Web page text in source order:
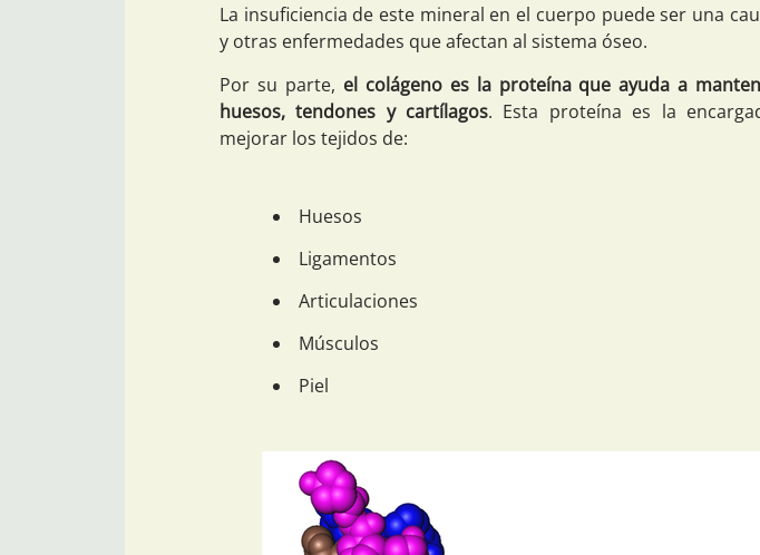
La insuficiencia de este mineral en el cuerpo puede ser una
y otras enfermedades que afectan al sistema óseo.
Por su parte, el colágeno es la proteína que ayuda a
huesos, tendones y cartílagos. Esta proteína es la
mejorar los tejidos de:
Huesos
Ligamentos
Articulaciones
Músculos
Piel